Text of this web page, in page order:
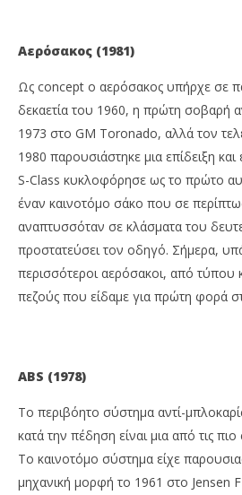
Αερόσακος (1981)
Ως concept ο αερόσακος υπήρχε σε
δεκαετία του 1960, η πρώτη σοβαρή
1973 στο GM Toronado, αλλά τον
1980 παρουσιάστηκε μια επίδειξη
S-Class κυκλοφόρησε ως το πρώτο
έναν καινοτόμο σάκο που σε
αναπτυσσόταν σε κλάσματα του
προστατεύσει τον οδηγό. Σήμερα,
περισσότεροι αερόσακοι, από τύπου
πεζούς που είδαμε για πρώτη φορά
ABS (1978)
Το περιβόητο σύστημα αντί-
κατά την πέδηση είναι μια από τις πιο
Το καινοτόμο σύστημα είχε
μηχανική μορφή το 1961 στο Jensen